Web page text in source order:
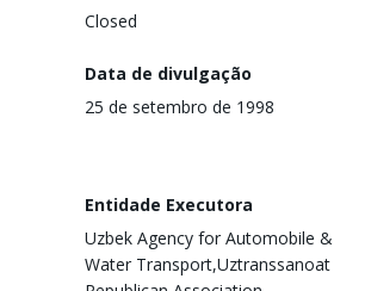
Closed
Data de divulgação
25 de setembro de 1998
Entidade Executora
Uzbek Agency for Automobile &
Water Transport,Uztranssanoat